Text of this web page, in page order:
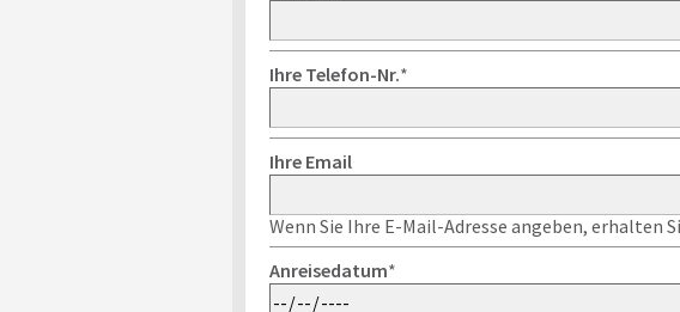
Ihre Telefon-Nr.*
Ihre Email
Wenn Sie Ihre E-Mail-Adresse angeben, erhalten
Anreisedatum*